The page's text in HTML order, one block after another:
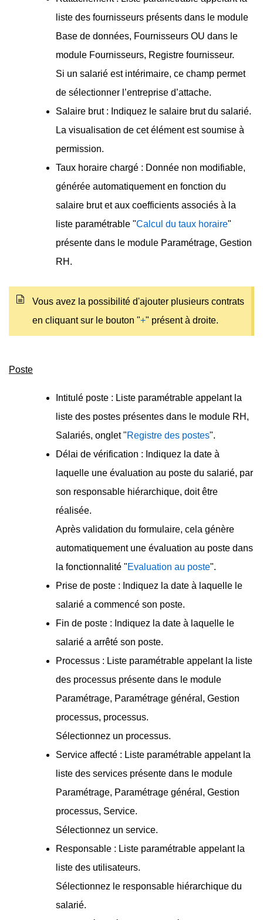
liste des fournisseurs présents dans le module
Base de données, Fournisseurs OU dans le
module Fournisseurs, Registre fournisseur.
Si un salarié est intérimaire, ce champ permet
de sélectionner l’entreprise d’attache.
Salaire brut : Indiquez le salaire brut du salarié.
La visualisation de cet élément est soumise à
permission.
Taux horaire chargé : Donnée non modifiable,
générée automatiquement en fonction du
salaire brut et aux coefficients associés à la
liste paramétrable "Calcul du taux horaire"
présente dans le module Paramétrage, Gestion
RH.
Vous avez la possibilité d'ajouter plusieurs contrats
en cliquant sur le bouton "+" présent à droite.
Poste
Intitulé poste : Liste paramétrable appelant la
liste des postes présentes dans le module RH,
Salariés, onglet "Registre des postes".
Délai de vérification : Indiquez la date à
laquelle une évaluation au poste du salarié, par
son responsable hiérarchique, doit être
réalisée.
Après validation du formulaire, cela génère
automatiquement une évaluation au poste dans
la fonctionnalité "Evaluation au poste".
Prise de poste : Indiquez la date à laquelle le
salarié a commencé son poste.
Fin de poste : Indiquez la date à laquelle le
salarié a arrêté son poste.
Processus : Liste paramétrable appelant la liste
des processus présente dans le module
Paramétrage, Paramétrage général, Gestion
processus, processus.
Sélectionnez un processus.
Service affecté : Liste paramétrable appelant la
liste des services présente dans le module
Paramétrage, Paramétrage général, Gestion
processus, Service.
Sélectionnez un service.
Responsable : Liste paramétrable appelant la
liste des utilisateurs.
Sélectionnez le responsable hiérarchique du
salarié.